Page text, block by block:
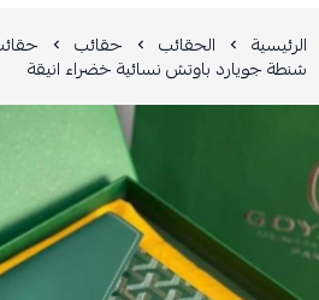
الرئيسية الحقائب حقائب
شنطة جويارد باوتش نسائية خضراء انيقة